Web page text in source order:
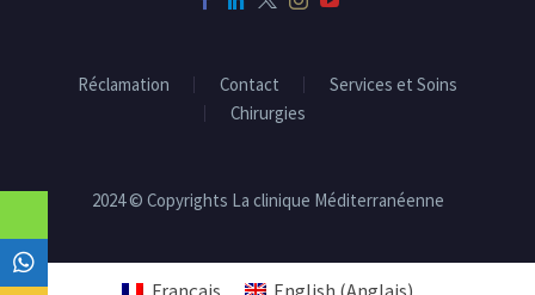
Réclamation Contact
Services et Soins
Chirurgies
2024 © Copyrights La clinique Méditerranéenne